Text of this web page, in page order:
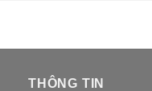
THÔNG TIN